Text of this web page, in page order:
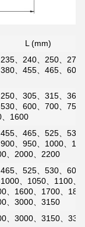
L (mm)
、240、250、275
、455、465、600
、305、315、360
、600、700、750
1600
、465、525、530
、950、1000、
、2000、2200
、525、530、600
、1050、1100、
、1600、1700、
、3000、3150
、3000、3150、